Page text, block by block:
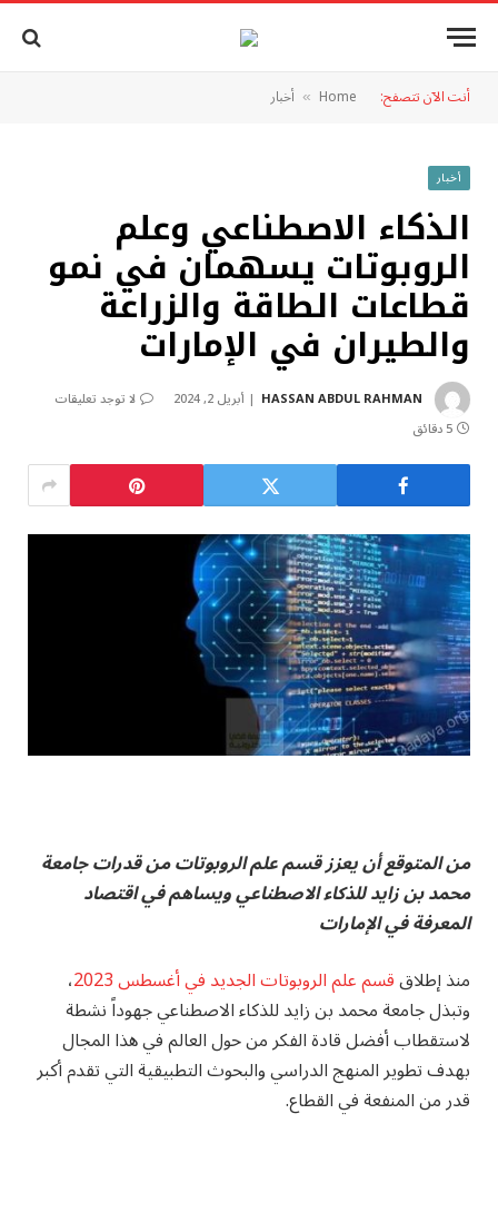
أنت الآن تتصفح: Home
» أخبار
أخبار
الذكاء الاصطناعي وعلم
الروبوتات يسهمان في نمو
قطاعات الطاقة والزراعة
والطيران في الإمارات
HASSAN ABDUL RAHMAN أبريل 2, 2024
لا توجد تعليقات
5 دقائق
من المتوقع أن يعزز قسم علم الروبوتات من قدرات جامعة
محمد بن زايد للذكاء الاصطناعي ويساهم في اقتصاد
المعرفة في الإمارات
منذ إطلاققسم علم الروبوتات الجديد في أغسطس 2023 ،
وتبذل جامعة محمد بن زايد للذكاء الاصطناعي جهوداً نشطة
لاستقطاب أفضل قادة الفكر من حول العالم في هذا المجال
بهدف تطوير المنهج الدراسي والبحوث التطبيقية التي تقدم أكبر
قدر من المنفعة في القطاع.